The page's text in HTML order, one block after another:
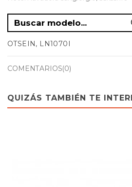
OTSEIN, LN1070I
COMENTARIOS(0)
QUIZÁS TAMBIÉN TE